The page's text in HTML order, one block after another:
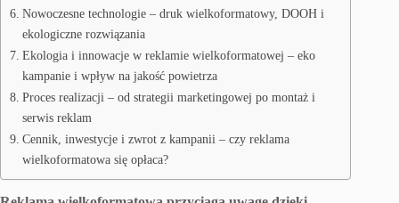
Nowoczesne technologie – druk wielkoformatowy, DOOH i
ekologiczne rozwiązania
Ekologia i innowacje w reklamie wielkoformatowej – eko
kampanie i wpływ na jakość powietrza
Proces realizacji – od strategii marketingowej po montaż i
serwis reklam
Cennik, inwestycje i zwrot z kampanii – czy reklama
wielkoformatowa się opłaca?